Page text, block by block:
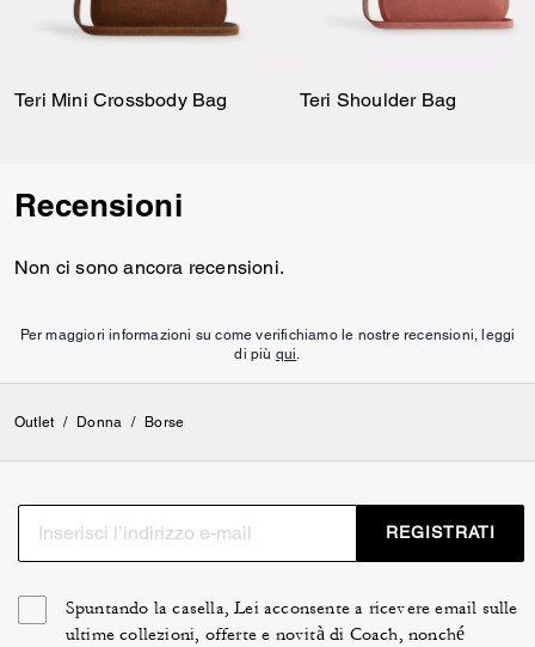
Teri Mini Crossbody Bag Teri Shoulder Bag
Recensioni
Non ci sono ancora recensioni.
Per maggiori informazioni su come verifichiamo le nostre recensioni, leggi
di più qui
Outlet / Donna / Borse
REGISTRATI
Spuntando la casella, Lei acconsente a ricevere email sulle
ultime collezioni, offerte e novità di Coach, nonché